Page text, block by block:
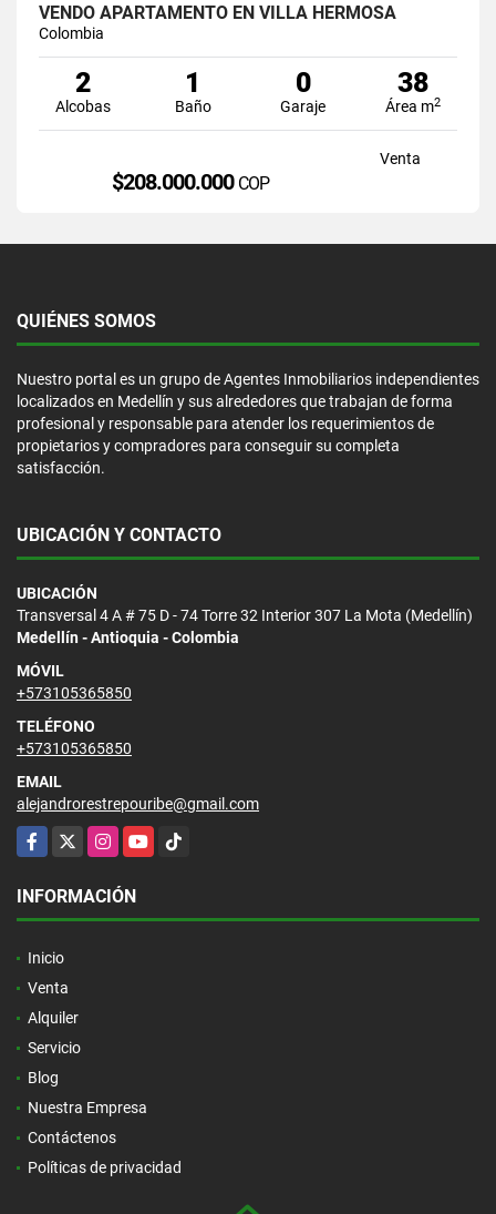
VENDO APARTAMENTO EN VILLA HERMOSA
Colombia
2
Alcobas
1
Baño
0
Garaje
38
Área m2
Venta
$208.000.000 COP
QUIÉNES SOMOS
Nuestro portal es un grupo de Agentes Inmobiliarios independientes
localizados en Medellín y sus alrededores que trabajan de forma
profesional y responsable para atender los requerimientos de
propietarios y compradores para conseguir su completa
satisfacción.
UBICACIÓN Y CONTACTO
UBICACIÓN
Transversal 4 A # 75 D - 74 Torre 32 Interior 307 La Mota (Medellín)
Medellín - Antioquia - Colombia
MÓVIL
+573105365850
TELÉFONO
+573105365850
EMAIL
alejandrorestrepouribe@gmail.com
Facebook
X InstagramYouTubeTikTok
INFORMACIÓN
Inicio
Venta
Alquiler
Servicio
Blog
Nuestra Empresa
Contáctenos
Políticas de privacidad